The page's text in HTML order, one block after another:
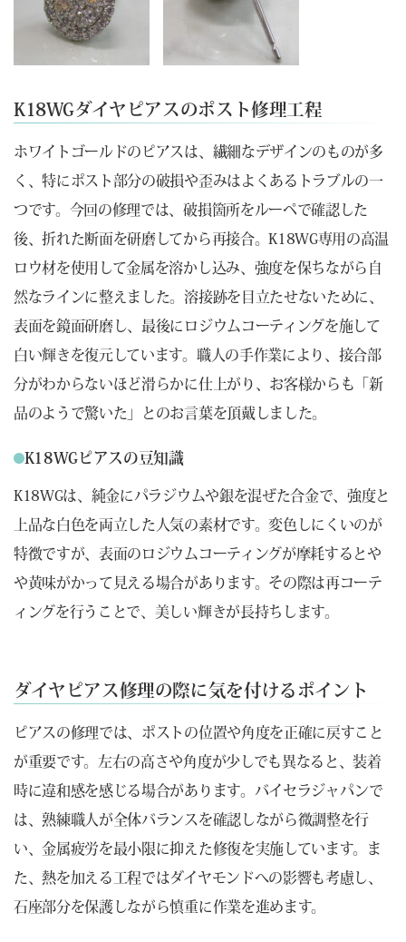
K18WGダイヤピアスのポスト修理工程
ホワイトゴールドのピアスは、繊細なデザインのものが多
く、特にポスト部分の破損や歪みはよくあるトラブルの一
つです。今回の修理では、破損箇所をルーペで確認した
後、折れた断面を研磨してから再接合。K18WG専用の高温
ロウ材を使用して金属を溶かし込み、強度を保ちながら自
然なラインに整えました。溶接跡を目立たせないために、
表面を鏡面研磨し、最後にロジウムコーティングを施して
白い輝きを復元しています。職人の手作業により、接合部
分がわからないほど滑らかに仕上がり、お客様からも「新
品のようで驚いた」とのお言葉を頂戴しました。
K18WGピアスの豆知識
K18WGは、純金にパラジウムや銀を混ぜた合金で、強度と
上品な白色を両立した人気の素材です。変色しにくいのが
特徴ですが、表面のロジウムコーティングが摩耗するとや
や黄味がかって見える場合があります。その際は再コーテ
ィングを行うことで、美しい輝きが長持ちします。
ダイヤピアス修理の際に気を付けるポイント
ピアスの修理では、ポストの位置や角度を正確に戻すこと
が重要です。左右の高さや角度が少しでも異なると、装着
時に違和感を感じる場合があります。バイセラジャパンで
は、熟練職人が全体バランスを確認しながら微調整を行
い、金属疲労を最小限に抑えた修復を実施しています。ま
た、熱を加える工程ではダイヤモンドへの影響も考慮し、
石座部分を保護しながら慎重に作業を進めます。